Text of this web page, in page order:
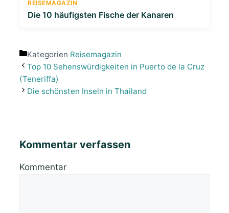
REISEMAGAZIN
Die 10 häufigsten Fische der Kanaren
Kategorien Reisemagazin
Top 10 Sehenswürdigkeiten in Puerto de la Cruz
(Teneriffa)
Die schönsten Inseln in Thailand
Kommentar verfassen
Kommentar